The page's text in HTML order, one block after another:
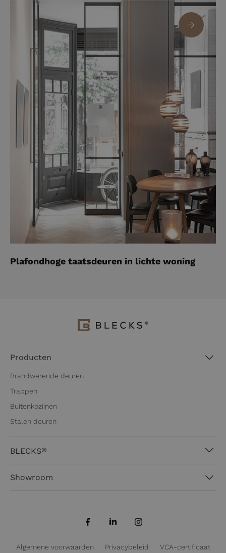
Plafondhoge taatsdeuren in lichte woning
Producten
Brandwerende deuren
Trappen
Buitenkozijnen
Stalen deuren
BLECKS®
Showroom
Algemene voorwaarden Privacybeleid VCA-certificaat